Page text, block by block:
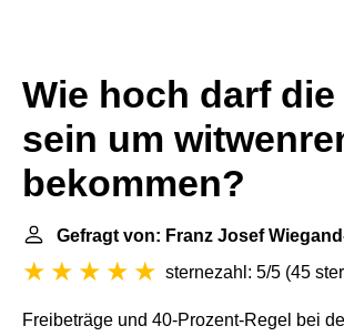
Wie hoch darf die
sein um
bekommen?
Gefragt von: Franz Josef
sternezahl: 5/5 (45
Freibeträge und 40-Prozent-Regel bei